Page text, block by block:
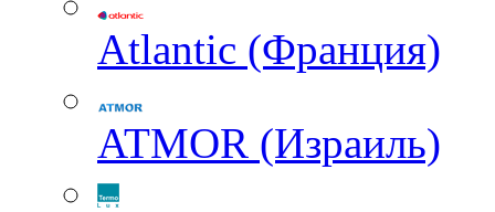
Atlantic (Франция)
ATMOR (Израиль)